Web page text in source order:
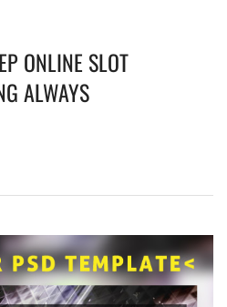
ONLINE SLOT
ALWAYS